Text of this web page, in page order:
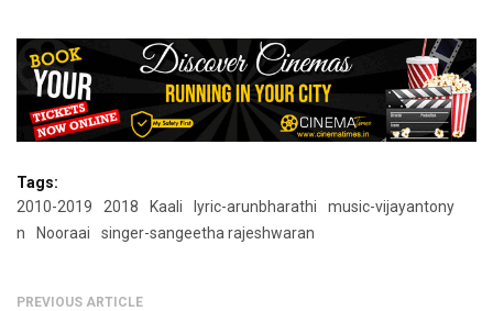
Tags:
2010-2019
2018 Kaali lyric-arunbharathi
music-vijayantony
n
Nooraai singer-sangeetha rajeshwaran
PREVIOUS ARTICLE